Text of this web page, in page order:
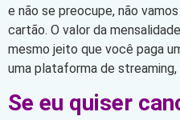
e não se preocupe, não
cartão. O valor da
mesmo jeito que você paga
uma plataforma de streaming,
Se eu quiser